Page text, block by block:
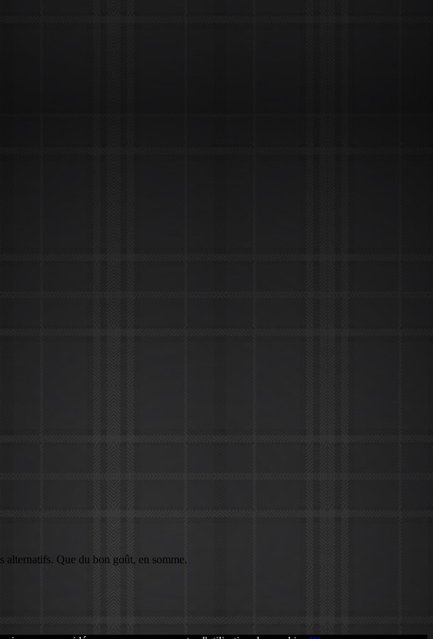
alternatifs. Que du bon goût, en somme.